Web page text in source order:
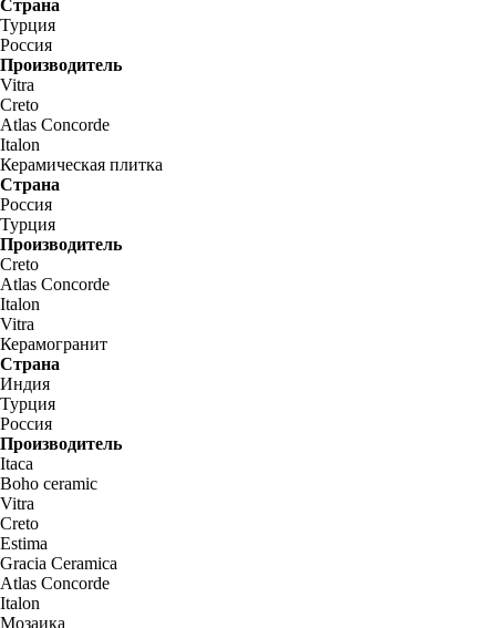
Страна
Турция
Россия
Производитель
Vitra
Creto
Atlas Concorde
Italon
Керамическая плитка
Страна
Россия
Турция
Производитель
Creto
Atlas Concorde
Italon
Vitra
Керамогранит
Страна
Индия
Турция
Россия
Производитель
Itaca
Boho ceramic
Vitra
Creto
Estima
Gracia Ceramica
Atlas Concorde
Italon
Мозаика